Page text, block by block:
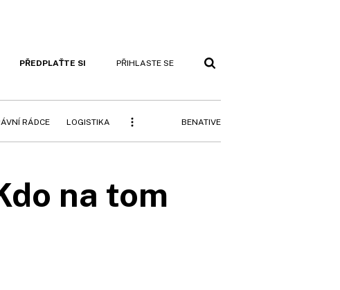
PŘEDPLAŤTE SI PŘIHLASTE SE
RÁDCE LOGISTIKA BENATIVE
na tom